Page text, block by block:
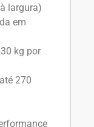
largura)
em
kg por
270